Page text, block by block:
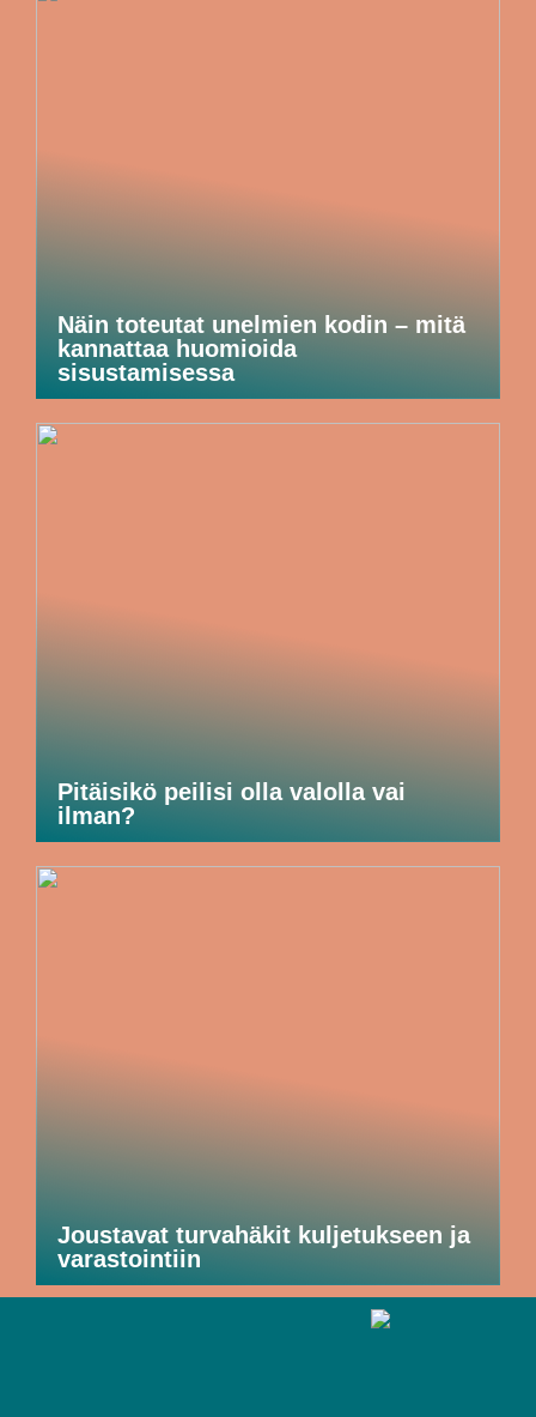
Näin toteutat unelmien kodin – mitä
kannattaa huomioida
sisustamisessa
Pitäisikö peilisi olla valolla vai
ilman?
Joustavat turvahäkit kuljetukseen ja
varastointiin